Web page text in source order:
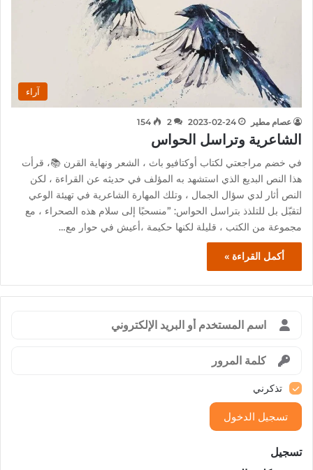
آراء
عصام مطير 2023-02-24
2
154
الشاعرية وتراسل الحواس
في خضم مراجعتي لكتاب أوكتافيو باث ، الشعر ونهاية القرن 📚، قرأت
هذا النص البديع الذي استشهد به المؤلف في حديثه عن القراءة ، لكن
النص أثار لدي سؤال الجمال ، وتلك المهارة الشاعرية في تهيئة الوعي
لتقبّل بل للتلذذ بتراسل الحواس: ”منسحبًا إلى سلام هذه الصحراء ، مع
مجموعة من الكتب ، قليلة لكنها حكيمة ،أعيش في حوار مع…
أكمل القراءة »
تذكرني
تسجيل الدخول
تسجيل